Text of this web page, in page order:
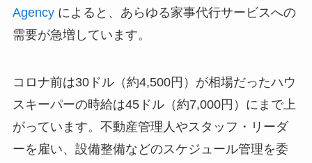
Agencyによると、あらゆる家事代行サービスへの
需要が急増しています。
コロナ前は30ドル（約4,500円）が相場だったハウ
スキーパーの時給は45ドル（約7,000円）にまで上
がっています。不動産管理人やスタッフ・リーダ
ーを雇い、設備整備などのスケジュール管理を委